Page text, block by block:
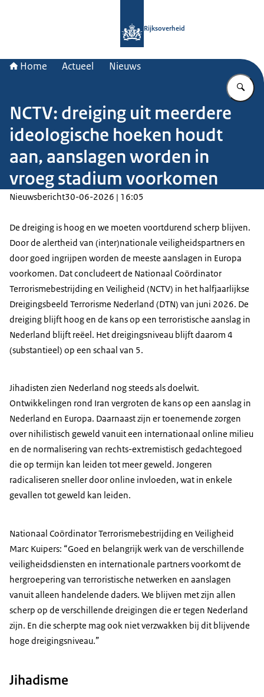
Rijksoverheid
Home Actueel Nieuws
NCTV: dreiging uit meerdere
ideologische hoeken houdt
aan, aanslagen worden in
vroeg stadium voorkomen
Nieuwsbericht30-06-2026 | 16:05
De dreiging is hoog en we moeten voortdurend scherp blijven.
Door de alertheid van (inter)nationale veiligheidspartners en
door goed ingrijpen worden de meeste aanslagen in Europa
voorkomen. Dat concludeert de Nationaal Coördinator
Terrorismebestrijding en Veiligheid (NCTV) in het halfjaarlijkse
Dreigingsbeeld Terrorisme Nederland (DTN) van juni 2026. De
dreiging blijft hoog en de kans op een terroristische aanslag in
Nederland blijft reëel. Het dreigingsniveau blijft daarom 4
(substantieel) op een schaal van 5.
Jihadisten zien Nederland nog steeds als doelwit.
Ontwikkelingen rond Iran vergroten de kans op een aanslag in
Nederland en Europa. Daarnaast zijn er toenemende zorgen
over nihilistisch geweld vanuit een internationaal online milieu
en de normalisering van rechts-extremistisch gedachtegoed
die op termijn kan leiden tot meer geweld. Jongeren
radicaliseren sneller door online invloeden, wat in enkele
gevallen tot geweld kan leiden.
Nationaal Coördinator Terrorismebestrijding en Veiligheid
Marc Kuipers: “Goed en belangrijk werk van de verschillende
veiligheidsdiensten en internationale partners voorkomt de
hergroepering van terroristische netwerken en aanslagen
vanuit alleen handelende daders. We blijven met zijn allen
scherp op de verschillende dreigingen die er tegen Nederland
zijn. En die scherpte mag ook niet verzwakken bij dit blijvende
hoge dreigingsniveau.”
Jihadisme